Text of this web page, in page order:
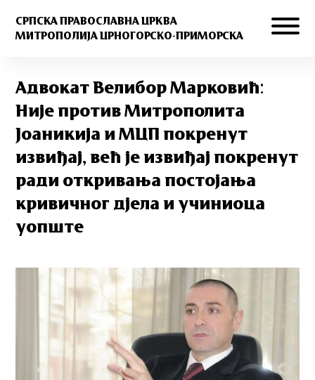
СРПСКА ПРАВОСЛАВНА ЦРКВА
МИТРОПОЛИЈА ЦРНОГОРСКО-ПРИМОРСКА
Адвокат Велибор Марковић:
Није против Митрополита
Јоаникија и МЦП покренут
извиђај, већ је извиђај покренут
ради откривања постојања
кривичног дјела и учиниоца
уопште